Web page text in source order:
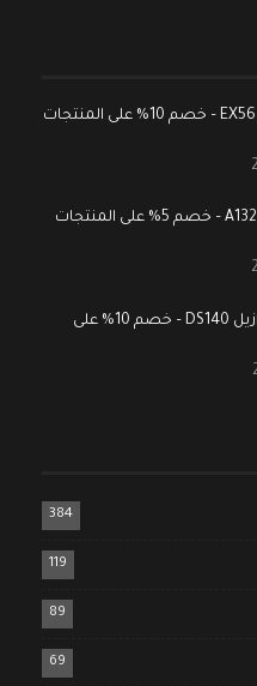
كود خصم سبورتر EX56 – خصم 10% على المنتجات
كود خصم وايتس A132 – خصم 5% على المنتجات
كود خصم مترو برازيل DS140 – خصم 10% على
384
119
89
69